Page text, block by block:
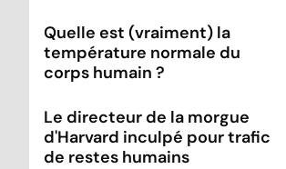
Quelle est (vraiment) la
température normale du
corps humain ?
Le directeur de la morgue
d'Harvard inculpé pour trafic
de restes humains